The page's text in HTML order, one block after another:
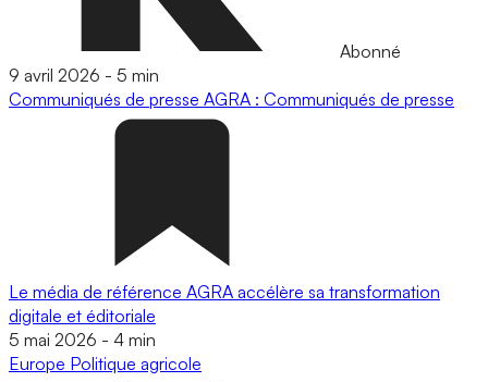
Abonné
9 avril 2026 - 5 min
Communiqués de presse AGRA : Communiqués de presse
Le média de référence AGRA accélère sa transformation
digitale et éditoriale
5 mai 2026 - 4 min
Europe Politique agricole